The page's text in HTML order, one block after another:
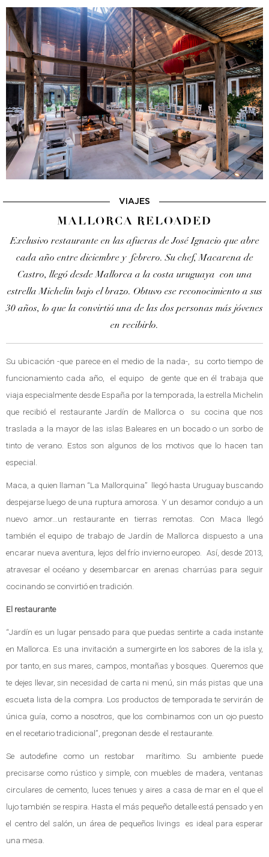
VIAJES
MALLORCA RELOADED
Exclusivo restaurante en las afueras de José Ignacio que abre
cada año entre diciembre y febrero. Su chef,Macarena de
Castro, llegó desde Mallorca a la costa uruguaya con una
estrella Michelin bajo el brazo. Obtuvo ese reconocimiento a sus
30 años, lo que la convirtió una de las dos personas más jóvenes
en recibirlo.
Su ubicación -que parece en el medio de la nada-, su corto tiempo de
funcionamiento cada año, el equipo de gente que en él trabaja que
viaja especialmente desde España por la temporada, la estrella Michelin
que recibió el restaurante Jardín de Mallorca o su cocina que nos
traslada a la mayor de las islas Baleares en un bocado o un sorbo de
tinto de verano. Estos son algunos de los motivos que lo hacen tan
especial.
Maca, a quien llaman “La Mallorquina” llegó hasta Uruguay buscando
despejarse luego de una ruptura amorosa. Y un desamor condujo a un
nuevo amor…un restaurante en tierras remotas. Con Maca llegó
también el equipo de trabajo de Jardín de Mallorca dispuesto a una
encarar nueva aventura, lejos del frío invierno europeo. Así, desde 2013,
atravesar el océano y desembarcar en arenas charrúas para seguir
cocinando se convirtió en tradición.
El restaurante
“Jardín es un lugar pensado para que puedas sentirte a cada instante
en Mallorca. Es una invitación a sumergirte en los sabores de la isla y,
por tanto, en sus mares, campos, montañas y bosques. Queremos que
te dejes llevar, sin necesidad de carta ni menú, sin más pistas que una
escueta lista de la compra. Los productos de temporada te servirán de
única guía, como a nosotros, que los combinamos con un ojo puesto
en el recetario tradicional”, pregonan desde el restaurante.
Se autodefine como un restobar marítimo. Su ambiente puede
precisarse como rústico y simple, con muebles de madera, ventanas
circulares de cemento, luces tenues y aires a casa de mar en el que el
lujo también se respira. Hasta el más pequeño detalle está pensado y en
el centro del salón, un área de pequeños livings es ideal para esperar
una mesa.